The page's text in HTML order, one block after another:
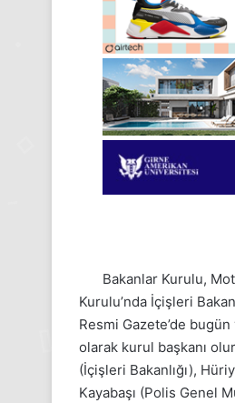
Bakanlar Kurulu,
Kurulu’nda İçişleri
Resmi Gazete’de bugün
olarak kurul başkanı
(İçişleri Bakanlığı),
Kayabaşı (Polis Genel